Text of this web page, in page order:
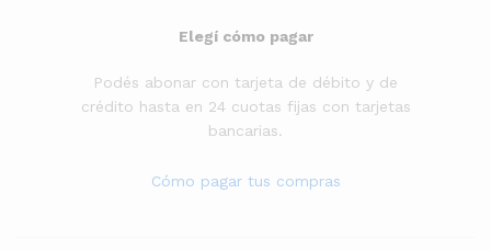
Elegí cómo pagar
Podés abonar con tarjeta de débito y de
crédito hasta en 24 cuotas fijas con tarjetas
bancarias.
Cómo pagar tus compras